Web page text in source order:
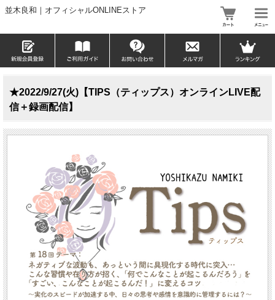
並木良和｜オフィシャルONLINEストア
★2022/9/27(火)【TIPS（ティップス）オンラインLIVE配
信＋録画配信】